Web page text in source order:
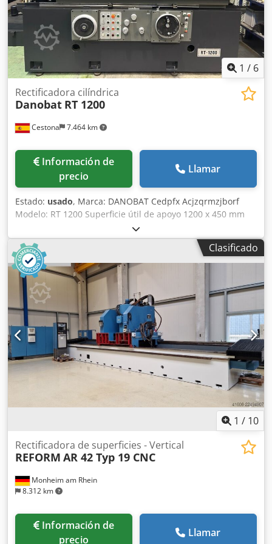
muelas 1.050 mm. Credpfx Acozq Sfksbsf Dimensiones
exteriores del embalaje marítimo : 2.400x1.700x1.600 mm
Volumen del embalaje marítimo: 6.53m3 PESOS Neto :
2.340 kg Bruto con embalaje de jaula: 2.445 kg Bruto con
embalaje marítimo: 2.485 kg
1 / 6
Cestona 7.464 km
Rectificadora cilíndrica
Danobat RT 1200
Información de
precio
Llamar
Estado: usado, Marca: DANOBAT Cedpfx Acjzqrmzjborf
Modelo: RT 1200 Superficie útil de apoyo 1200 x 450 mm
Superficie útil de rectificado (muela de 100 mm) 1200 x 600
Superficie útil de rectificado (muela de 50 mm) 1200 x 550
Recorrido longitudinal eje X 1300 mm. Recorrido
transversal eje Y 500 mm.
Clasificado
1 / 10
Monheim am Rhein
8.312 km
Rectificadora de superficies - Vertical
REFORM AR 42 Typ 19 CNC
Información de
precio
Llamar